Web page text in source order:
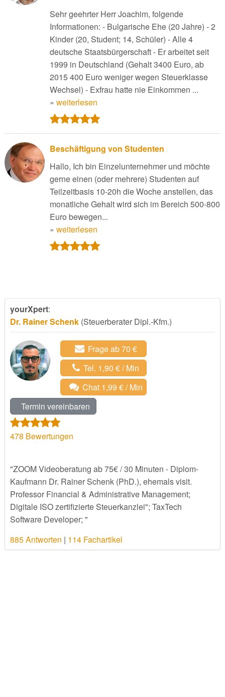
yourXpert:
Dr. Rainer Schenk(Steuerberater Dipl.-Kfm.)
Frage ab 70 €
Tel. 1,90 € / Min
Chat 1,99 € / Min
Termin vereinbaren
478 Bewertungen
"ZOOM Videoberatung ab 75€ / 30 Minuten - Diplom-
Kaufmann Dr. Rainer Schenk (PhD.), ehemals visit.
Professor Financial & Administrative Management;
Digitale ISO zertifizierte Steuerkanzlei"; TaxTech
Software Developer; "
885 Antworten | 114 Fachartikel
Sehr geehrter Herr Joachim, folgende
Informationen: - Bulgarische Ehe (20 Jahre) - 2
Kinder (20, Student; 14, Schüler) - Alle 4
deutsche Staatsbürgerschaft - Er arbeitet seit
1999 in Deutschland (Gehalt 3400 Euro, ab
2015 400 Euro weniger wegen Steuerklasse
Wechsel) - Exfrau hatte nie Einkommen ...
» weiterlesen
Beschäftigung von Studenten
Hallo, Ich bin Einzelunternehmer und möchte
gerne einen (oder mehrere) Studenten auf
Teilzeitbasis 10-20h die Woche anstellen, das
monatliche Gehalt wird sich im Bereich 500-800
Euro bewegen...
» weiterlesen